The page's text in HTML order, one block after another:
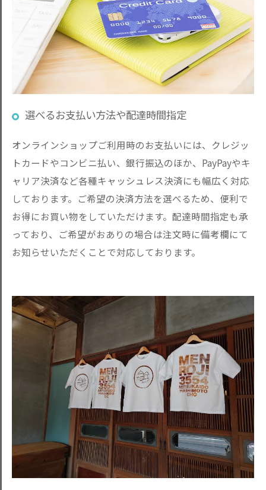
選べるお支払い方法や配達時間指定
オンラインショップご利用時のお支払いには、クレジッ
トカードやコンビニ払い、銀行振込のほか、PayPayやキ
ャリア決済など各種キャッシュレス決済にも幅広く対応
しております。ご希望の決済方法を選べるため、便利で
お得にお買い物をしていただけます。配達時間指定も承
っており、ご希望がおありの場合は注文時に備考欄にて
お知らせいただくことで対応しております。